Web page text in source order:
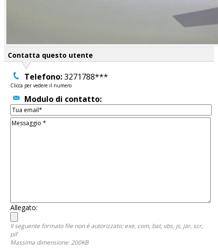
Contatta questo utente
Telefono:3271788***
Clicca per vedere il numero
Modulo di contatto:
Allegato:
Il seguente formato file non è autorizzato: exe, com, bat, vbs, js, jar, scr,
pif
Massima dimensione: 200KB